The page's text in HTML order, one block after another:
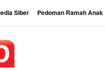
Siber Pedoman Ramah Anak